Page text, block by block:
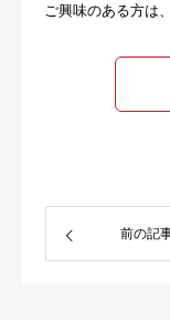
ご興味のある方は
前の記